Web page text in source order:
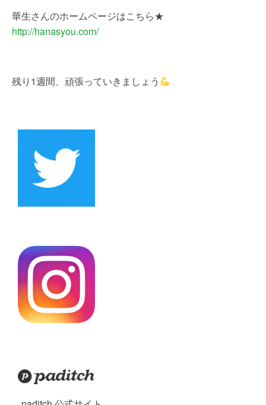
華生さんのホームページはこちら★
http://hanasyou.com/
残り1週間、頑張っていきましょう